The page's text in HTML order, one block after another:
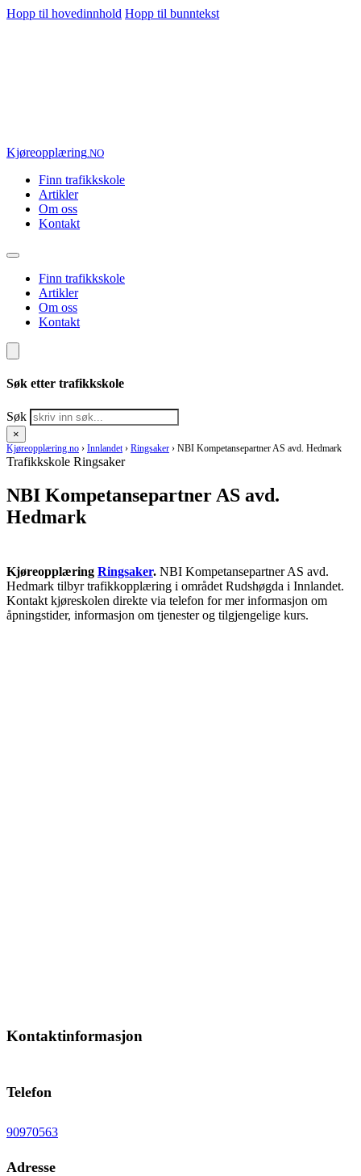
Hopp til hovedinnhold Hopp til bunntekst
Kjøreopplæring.NO
Finn trafikkskole
Artikler
Om oss
Kontakt
Finn trafikkskole
Artikler
Om oss
Kontakt
Søk etter trafikkskole
Søk
×
Kjøreopplæring.no › Innlandet › Ringsaker › NBI Kompetansepartner AS avd. Hedmark
Trafikkskole Ringsaker
NBI Kompetansepartner AS avd.
Hedmark
Kjøreopplæring Ringsaker. NBI Kompetansepartner AS avd.
Hedmark tilbyr trafikkopplæring i området Rudshøgda i Innlandet.
Kontakt kjøreskolen direkte via telefon for mer informasjon om
åpningstider, informasjon om tjenester og tilgjengelige kurs.
Kontaktinformasjon
Telefon
90970563
Adresse